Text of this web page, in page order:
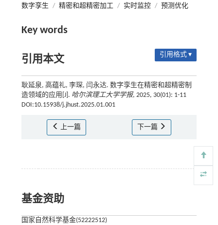
数字孪生 / 精密和超精密加工 / 实时监控 / 预测优化
Key words
引用本文 引用格式 ▾
耿延泉, 高蕴礼, 李琛, 闫永达. 数字孪生在精密和超精密制
造领域的应用[J]. 哈尔滨理工大学学报, 2025, 30(01): 1-11
DOI:10.15938/j.jhust.2025.01.001
上一篇 下一篇
基金资助
国家自然科学基金(52222512)